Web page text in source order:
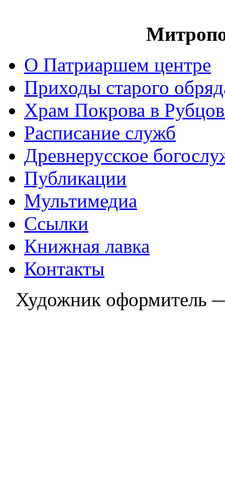
О Патриаршем центре
Приходы старого
Храм Покрова в
Расписание служб
Древнерусское
Публикации
Мультимедиа
Ссылки
Книжная лавка
Контакты
Художник оформитель